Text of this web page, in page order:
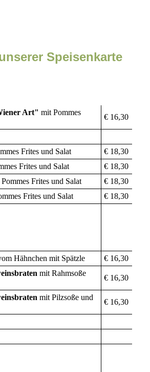
Speisenkarte
Art" mit Pommes
€ 16,30
Frites und Salat
€ 18,30
Frites und Salat
€ 18,30
Frites und Salat
€ 18,30
Frites und Salat € 18,30
Hähnchen mit Spätzle
€ 16,30
mit Rahmsoße
€ 16,30
mit Pilzsoße und
€ 16,30